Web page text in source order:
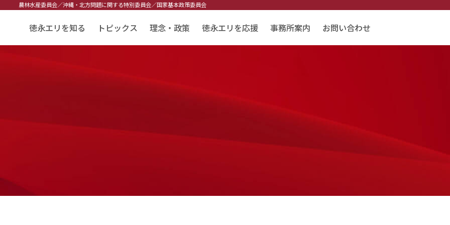
農林水産委員会／沖縄・北方問題に関する特別委員会／国家基本政策委員会
徳永エリを知る トピックス 理念・政策 徳永エリを応援 事務所案内 お問い合わせ